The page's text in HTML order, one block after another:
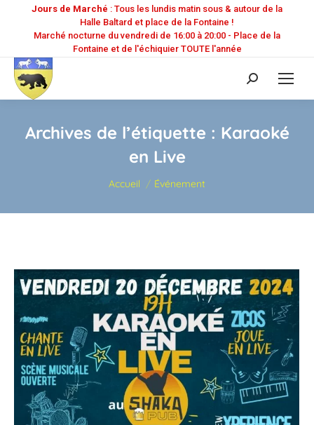
Jours de Marché : Tous les lundis matin sous & autour de la
Halle Baltard et place de la Fontaine !
Marché nocturne du vendredi de 16:00 à 20:00 - Place de la
Fontaine et de l'échiquier TOUTE l'année
Recherche
:
Archives de l’étiquette : Karaoké
en Live
Vous êtes ici :
Accueil Événement